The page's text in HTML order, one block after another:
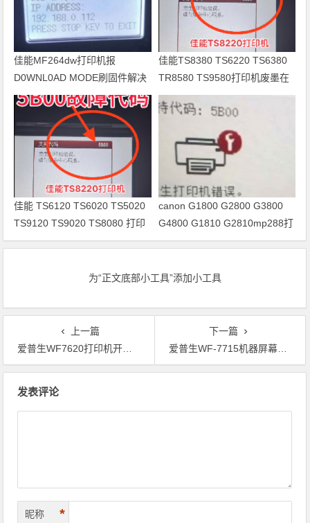
佳能MF264dw打印机报
D0WNL0AD MODE刷固件解决
问题
佳能TS8380 TS6220 TS6380
TR8580 TS9580打印机废墨在
线远程清零
佳能 TS6120 TS6020 TS5020
TS9120 TS9020 TS8080 打印
机清零
canon G1800 G2800 G3800
G4800 G1810 G2810mp288打
印机清零软件下载及使用教程
为“正文底部小工具”添加小工具
上一篇
爱普生WF7620打印机开机提示无法识别维护箱刷固件维修
下一篇
爱普生WF-7715机器屏幕上提示废墨垫已到使用寿命 软件清零快速解决方法
发表评论
昵称 *